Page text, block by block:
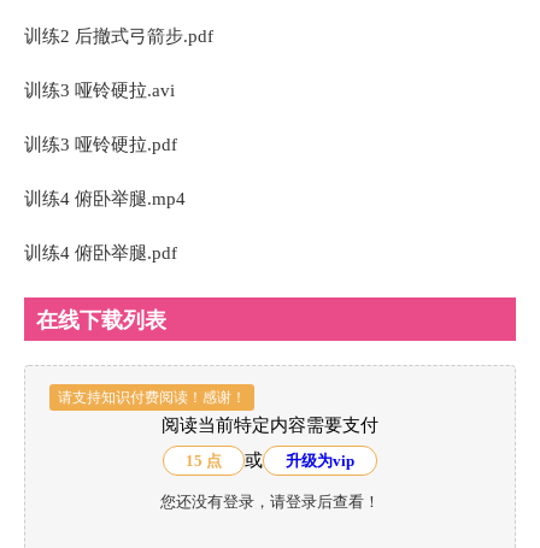
训练2 后撤式弓箭步.pdf
训练3 哑铃硬拉.avi
训练3 哑铃硬拉.pdf
训练4 俯卧举腿.mp4
训练4 俯卧举腿.pdf
在线下载列表
请支持知识付费阅读！感谢！
阅读当前特定内容需要支付
15 点 或 升级为vip
您还没有登录，请登录后查看！